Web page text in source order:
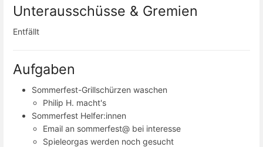
Unterausschüsse & Gremien
Entfällt
Aufgaben
Sommerfest-Grillschürzen waschen
Philip H. macht's
Sommerfest Helfer:innen
Email an sommerfest@ bei interesse
Spieleorgas werden noch gesucht